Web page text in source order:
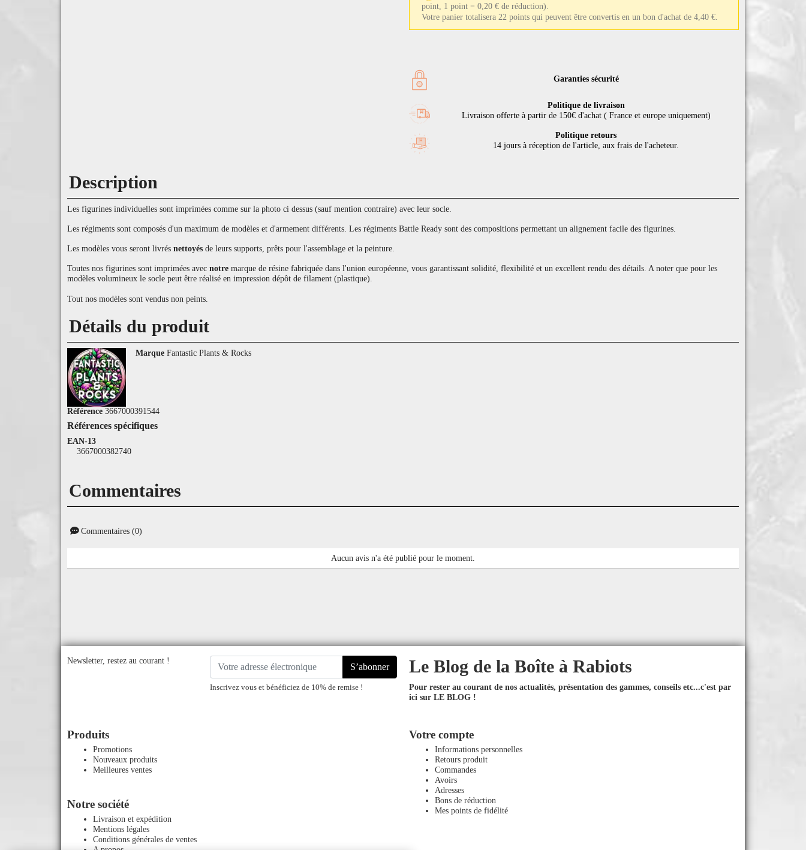
point, 1 point = 0,20 € de réduction).
Votre panier totalisera 22 points qui peuvent être convertis en un bon d'achat de 4,40 €.
Garanties sécurité
Politique de livraison
Livraison offerte à partir de 150€ d'achat ( France et europe uniquement)
Politique retours
14 jours à réception de l'article, aux frais de l'acheteur.
Description
Les figurines individuelles sont imprimées comme sur la photo ci dessus (sauf mention contraire) avec leur socle.
Les régiments sont composés d'un maximum de modèles et d'armement différents. Les régiments Battle Ready sont des compositions permettant un alignement facile des figurines.
Les modèles vous seront livrés nettoyés de leurs supports, prêts pour l'assemblage et la peinture.
Toutes nos figurines sont imprimées avec notre marque de résine fabriquée dans l'union européenne, vous garantissant solidité, flexibilité et un excellent rendu des détails. A noter que pour les
modèles volumineux le socle peut être réalisé en impression dépôt de filament (plastique).
Tout nos modèles sont vendus non peints.
Détails du produit
Marque Fantastic Plants & Rocks
Référence 3667000391544
Références spécifiques
EAN-13
3667000382740
Commentaires
Commentaires (0)
Aucun avis n'a été publié pour le moment.
Newsletter, restez au courant !
S’abonner
Inscrivez vous et bénéficiez de 10% de remise !
Le Blog de la Boîte à Rabiots
Pour rester au courant de nos actualités, présentation des gammes, conseils etc...c'est par
ici sur LE BLOG !
Produits
Promotions
Nouveaux produits
Meilleures ventes
Notre société
Livraison et expédition
Mentions légales
Conditions générales de ventes
Votre compte
Informations personnelles
Retours produit
Commandes
Avoirs
Adresses
Bons de réduction
Mes points de fidélité